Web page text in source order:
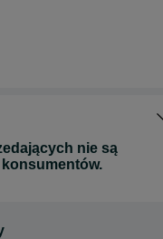
nie są